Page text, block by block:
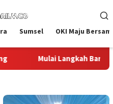
Sumsel OKI Maju
Peserta MagangHub